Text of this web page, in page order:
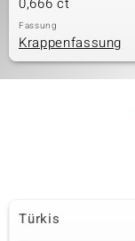
Fassung
Krappenfassung
Türkis